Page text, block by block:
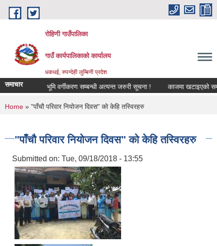
Skip to main content
रोहिणी गाउँपालिका
गाउँ कार्यपालिकाको कार्यालय
धकधई, रुपन्देही लुम्बिनी प्रदेश
समाचार
सूचना ! भूमि वर्गीकरण सम्बन्धी अत्यन्त जरुरी सूचना ! काजमा खटाइएको
You are here
Home » "पाँचौ परिवार नियोजन दिवस" को केहि तस्विरहरु
"पाँचौ परिवार नियोजन दिवस" को केहि तस्विरहरु
Submitted on: Tue, 09/18/2018 - 13:55